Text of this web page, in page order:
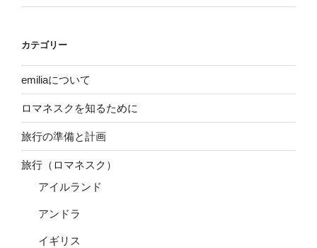
カテゴリー
emiliaについて
ロマネスクを知るために
旅行の準備と計画
旅行（ロマネスク）
アイルランド
アンドラ
イギリス